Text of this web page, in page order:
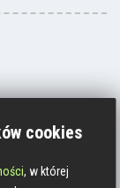
cookies
, w której